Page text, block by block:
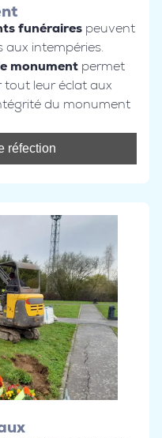
funéraires peuvent
intempéries.
monument permet
leur éclat aux
du monument
réfection